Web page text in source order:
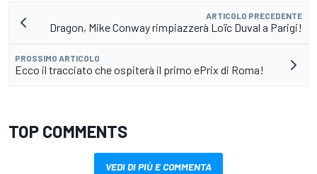
ARTICOLO PRECEDENTE
Dragon, Mike Conway rimpiazzerà Loïc Duval a Parigi!
PROSSIMO ARTICOLO
Ecco il tracciato che ospiterà il primo ePrix di Roma!
TOP COMMENTS
VEDI DI PIÙ E COMMENTA